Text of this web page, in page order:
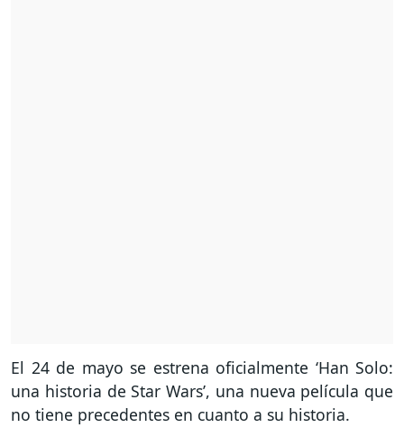
El 24 de mayo se estrena oficialmente ‘Han Solo:
una historia de Star Wars’, una nueva película que
no tiene precedentes en cuanto a su historia.